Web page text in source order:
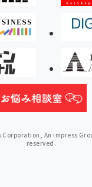
An impress
reserved.